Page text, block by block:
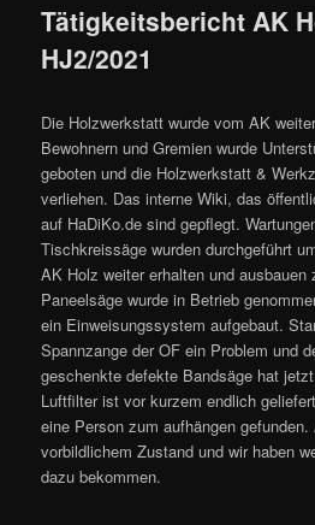
Tätigkeitsbericht AK
HJ2/2021
Die Holzwerkstatt wurde vom AK
Bewohnern und Gremien wurde
geboten und die Holzwerkstatt &
verliehen. Das interne Wiki, das
auf HaDiKo.de sind gepflegt.
Tischkreissäge wurden durchgeführt
AK Holz weiter erhalten und ausbauen
Paneelsäge wurde in Betrieb
ein Einweisungssystem aufgebaut.
Spannzange der OF ein Problem und
geschenkte defekte Bandsäge hat
Luftfilter ist vor kurzem endlich
eine Person zum aufhängen
vorbildlichem Zustand und wir haben
dazu bekommen.